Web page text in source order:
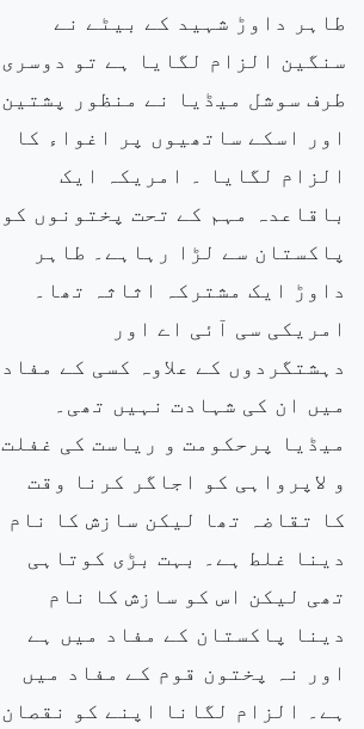
طاہر داوڑ شہید کے بیٹے نے
سنگین الزام لگایا ہے تو دوسری
طرف سوشل میڈیا نے منظور پشتین
اور اسکے ساتھیوں پر اغواء کا
الزام لگایا ۔ امریکہ ایک
باقاعدہ مہم کے تحت پختونوں کو
پاکستان سے لڑا رہاہے۔ طاہر
داوڑ ایک مشترکہ اثاثہ تھا۔
امریکی سی آئی اے اور
دہشتگردوں کے علاوہ کسی کے مفاد
میں ان کی شہادت نہیں تھی۔
میڈیا پرحکومت و ریاست کی غفلت
و لاپرواہی کو اجاگر کرنا وقت
کا تقاضہ تھا لیکن سازش کا نام
دینا غلط ہے۔ بہت بڑی کوتاہی
تھی لیکن اس کو سازش کا نام
دینا پاکستان کے مفاد میں ہے
اور نہ پختون قوم کے مفاد میں
ہے۔ الزام لگانا اپنے کو نقصان